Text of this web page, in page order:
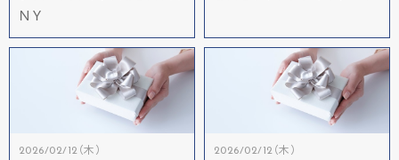
ＮＹ
2026/02/12（木） 2026/02/12（木）